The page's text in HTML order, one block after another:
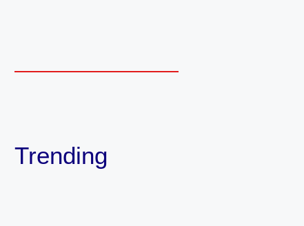
Trending